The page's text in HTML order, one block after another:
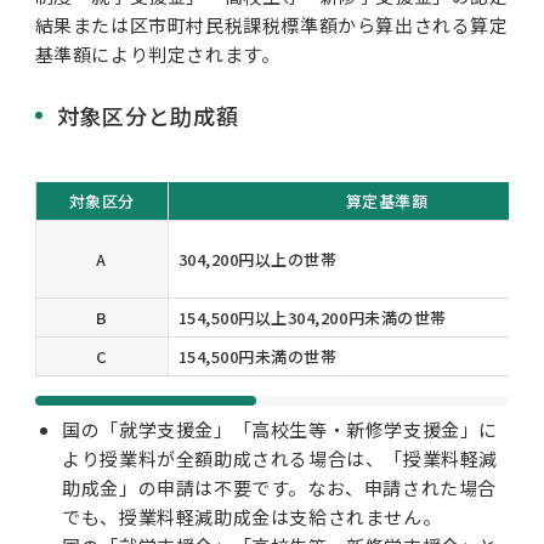
結果または区市町村民税課税標準額から算出される算定
基準額により判定されます。
対象区分と助成額
対象区分 算定基準額
A 304,200円以上の世帯
B
154,500円以上304,200円未満の世帯
C
154,500円未満の世帯
国の「就学支援金」「高校生等・新修学支援金」に
より授業料が全額助成される場合は、「授業料軽減
助成金」の申請は不要です。なお、申請された場合
でも、授業料軽減助成金は支給されません。